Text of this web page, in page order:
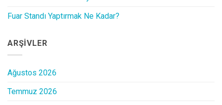
Fuar Standı Yaptırmak Ne Kadar?
ARŞIVLER
Ağustos 2026
Temmuz 2026